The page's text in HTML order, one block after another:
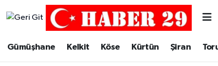
Gümüşhane Kelkit Köse Kürtün Şiran
Merkez Trafik Yoğunluk Haritası